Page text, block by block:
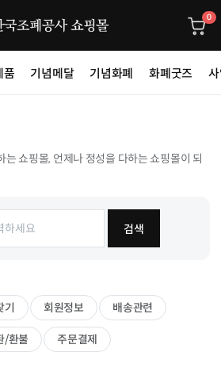
0
품 기념메달 기념화폐 화폐굿즈
쇼핑몰, 언제나 정성을 다하는 쇼핑몰이 되
검색
기 회원정보 배송관련
/환불 주문결제